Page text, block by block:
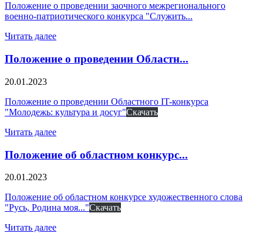
Положение о проведении заочного межрегионального
военно-патриотического конкурса "Служить...
Читать далее
Положение о проведении Областн...
20.01.2023
Положение о проведении Областного IT-конкурса
"Молодежь: культура и досуг"Скачать
Читать далее
Положение об областном конкурс...
20.01.2023
Положение об областном конкурсе художественного слова
"Русь, Родина моя..."Скачать
Читать далее